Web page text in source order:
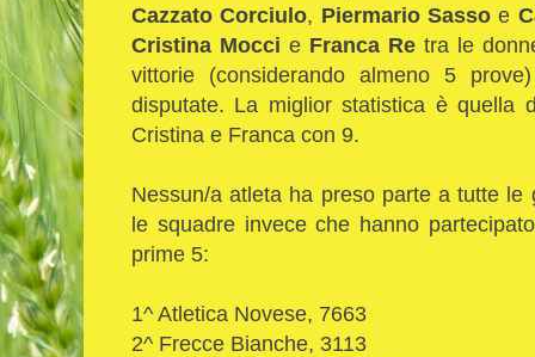
Cazzato Corciulo, Piermario Sasso e
Cristina Mocci e Franca Retra le
vittorie (considerando almeno 5
disputate. La miglior statistica è quella
Cristina e Franca con 9.
Nessun/a atleta ha preso parte a tutte
le squadre invece che hanno
prime 5:
1^ Atletica Novese, 7663
2^ Frecce Bianche, 3113